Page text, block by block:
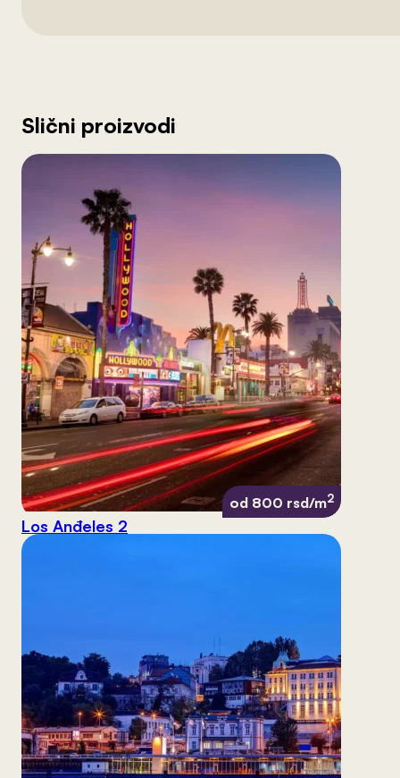
Slični proizvodi
od 800 rsd/m2
Los Anđeles 2